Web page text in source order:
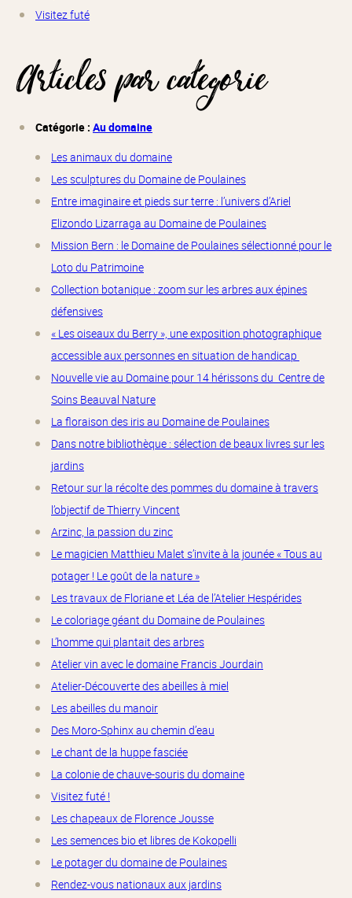
Visitez futé
Articles par catégorie
Catégorie : Au domaine
Les animaux du domaine
Les sculptures du Domaine de Poulaines
Entre imaginaire et pieds sur terre : l’univers d’Ariel
Elizondo Lizarraga au Domaine de Poulaines
Mission Bern : le Domaine de Poulaines sélectionné pour le
Loto du Patrimoine
Collection botanique : zoom sur les arbres aux épines
défensives
« Les oiseaux du Berry », une exposition photographique
accessible aux personnes en situation de handicap
Nouvelle vie au Domaine pour 14 hérissons du Centre de
Soins Beauval Nature
La floraison des iris au Domaine de Poulaines
Dans notre bibliothèque : sélection de beaux livres sur les
jardins
Retour sur la récolte des pommes du domaine à travers
l’objectif de Thierry Vincent
Arzinc, la passion du zinc
Le magicien Matthieu Malet s’invite à la jounée « Tous au
potager ! Le goût de la nature »
Les travaux de Floriane et Léa de l’Atelier Hespérides
Le coloriage géant du Domaine de Poulaines
L’homme qui plantait des arbres
Atelier vin avec le domaine Francis Jourdain
Atelier-Découverte des abeilles à miel
Les abeilles du manoir
Des Moro-Sphinx au chemin d’eau
Le chant de la huppe fasciée
La colonie de chauve-souris du domaine
Visitez futé !
Les chapeaux de Florence Jousse
Les semences bio et libres de Kokopelli
Le potager du domaine de Poulaines
Rendez-vous nationaux aux jardins